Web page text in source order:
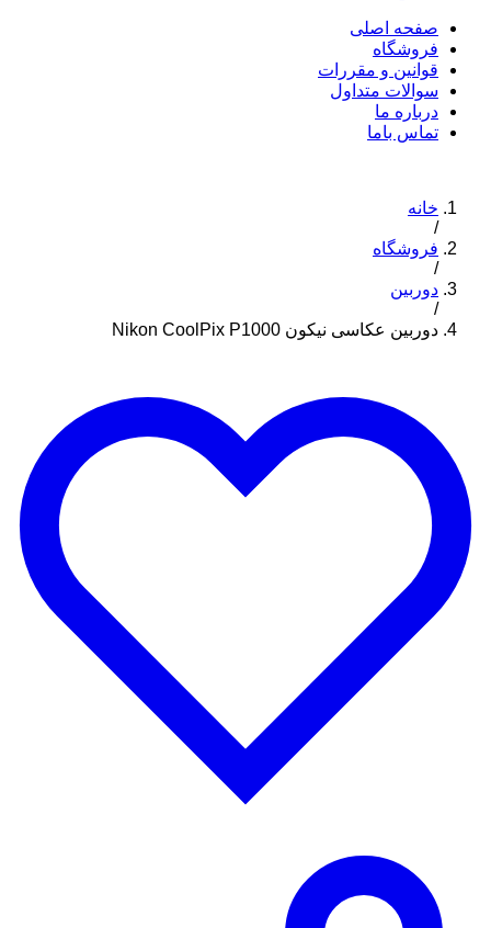
صفحه اصلی
فروشگاه
قوانین و مقررات
سوالات متداول
درباره ما
تماس باما
خانه
/
فروشگاه
/
دوربین
/
دوربین عکاسی نیکون Nikon CoolPix P1000